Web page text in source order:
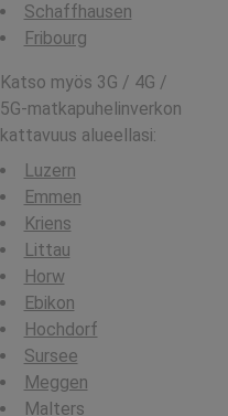
Schaffhausen
Fribourg
Katso myös 3G / 4G /
5G-matkapuhelinverkon
kattavuus alueellasi:
Luzern
Emmen
Kriens
Littau
Horw
Ebikon
Hochdorf
Sursee
Meggen
Malters